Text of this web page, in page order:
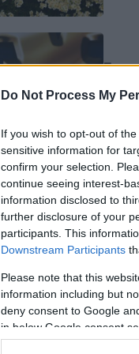
Do Not Process My
If you wish to opt-out of
sensitive information for
confirm your selection.
continue seeing interest-
information disclosed to
further disclosure of your
participants. This
Downstream Participants
Please note that this
information including but
deny consent to Google
in below Google consent
Η
τη